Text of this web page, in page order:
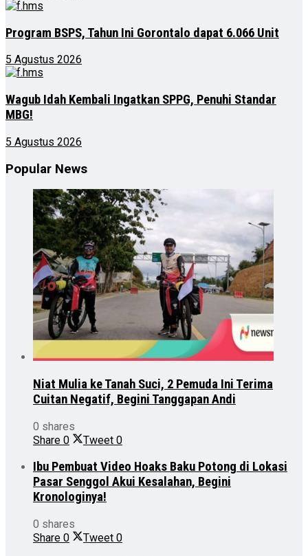
Program BSPS, Tahun Ini Gorontalo dapat 6.066 Unit
5 Agustus 2026
Wagub Idah Kembali Ingatkan SPPG, Penuhi Standar
MBG!
5 Agustus 2026
Popular News
Niat Mulia ke Tanah Suci, 2 Pemuda Ini Terima
Cuitan Negatif, Begini Tanggapan Andi
0 shares
Share 0 Tweet 0
Ibu Pembuat Video Hoaks Baku Potong di Lokasi
Pasar Senggol Akui Kesalahan, Begini
Kronologinya!
0 shares
Share 0 Tweet 0